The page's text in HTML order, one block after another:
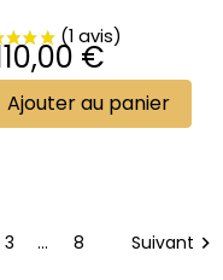
€
Ajouter au panier
3 … 8 Suivant 